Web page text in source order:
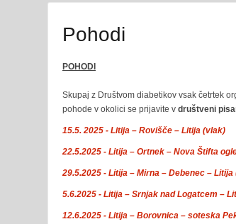
Pohodi
POHODI
Skupaj z Društvom diabetikov vsak četrtek
pohode v okolici se prijavite v društveni
15.5. 2025 - Litija – Rovišče – Litija (vlak)
22.5.2025 - Litija – Ortnek – Nova Štifta
29.5.2025 - Litija – Mirna – Debenec – Litija
5.6.2025 - Litija – Srnjak nad Logatcem –
12.6.2025 - Litija – Borovnica – soteska